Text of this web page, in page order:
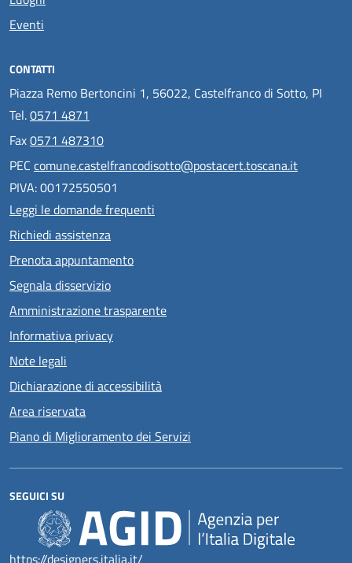
Eventi
CONTATTI
Piazza Remo Bertoncini 1, 56022, Castelfranco di Sotto, PI
Tel.0571 4871
Fax0571 487310
PEC comune.castelfrancodisotto@postacert.toscana.it
PIVA: 00172550501
Leggi le domande frequenti
Richiedi assistenza
Prenota appuntamento
Segnala disservizio
Amministrazione trasparente
Informativa privacy
Note legali
Dichiarazione di accessibilità
Area riservata
Piano di Miglioramento dei Servizi
SEGUICI SU
https://designers.italia.it/